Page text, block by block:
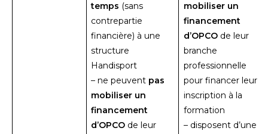
temps (sans
contrepartie
financière) à une
structure
Handisport
– ne peuvent pas
mobiliser un
financement
d’OPCO de leur
mobiliser un
financement
d’OPCO de leur
branche
professionnelle
pour financer leur
inscription à la
formation
– disposent d’une